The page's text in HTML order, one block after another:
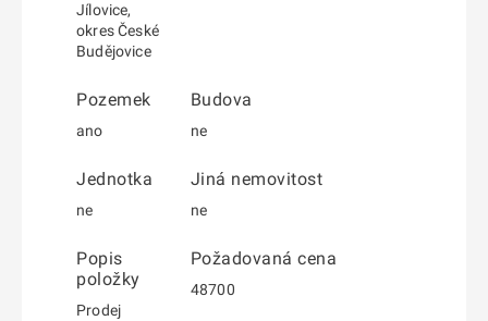
Jílovice,
okres České
Budějovice
Pozemek
ano
Budova
ne
Jednotka
ne
Jiná nemovitost
ne
Popis
položky
Prodej
Požadovaná cena
48700